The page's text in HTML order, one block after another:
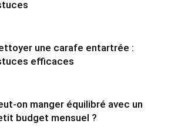
une carafe entartrée :
efficaces
on manger équilibré avec un
budget mensuel ?